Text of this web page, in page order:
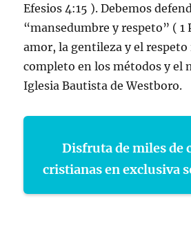
Efesios 4:15 ). Debemos
“mansedumbre y respeto” ( 1
amor, la gentileza y el
completo en los métodos y el
Iglesia Bautista de Westboro.
Disfruta de miles de
cristianas en exclusiva